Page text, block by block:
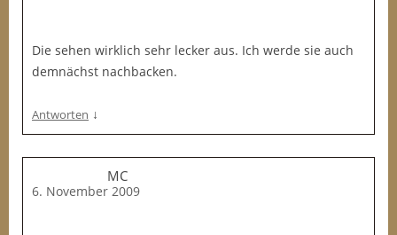
Die sehen wirklich sehr lecker aus. Ich werde sie auch
demnächst nachbacken.
Antworten ↓
MC
6. November 2009